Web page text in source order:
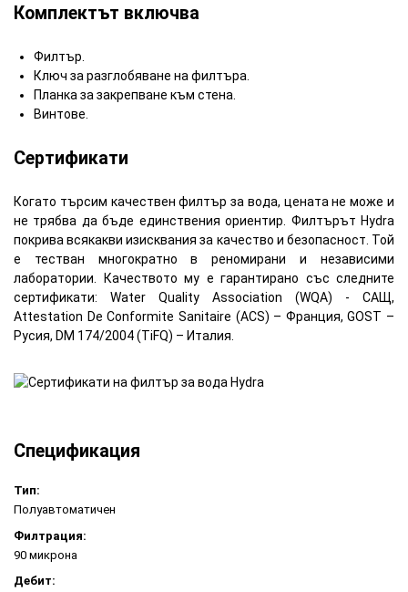
Комплектът включва
Филтър.
Ключ за разглобяване на филтъра.
Планка за закрепване към стена.
Винтове.
Сертификати
Когато търсим качествен филтър за вода, цената не може и
не трябва да бъде единствения ориентир. Филтърът Hydra
покрива всякакви изисквания за качество и безопасност. Той
е тестван многократно в реномирани и независими
лаборатории. Качеството му е гарантирано със следните
сертификати: Water Quality Association (WQA) - САЩ,
Attestation De Conformite Sanitaire (ACS) – Франция, GOST –
Русия, DM 174/2004 (TiFQ) – Италия.
Спецификация
Тип:
Полуавтоматичен
Филтрация:
90 микрона
Дебит: